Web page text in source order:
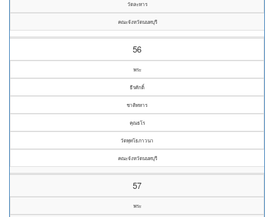
วัดละหาร
คณะจังหวัดนนทบุรี
56
พระ
ธีรศักดิ์
ชาติทหาร
คุณธโร
วัดพุทโธภาวนา
คณะจังหวัดนนทบุรี
57
พระ